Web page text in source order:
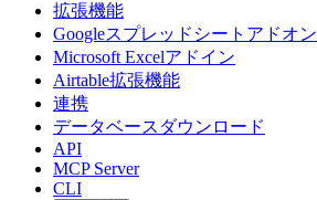
拡張機能
Googleスプレッドシートアドオン
Microsoft Excelアドイン
Airtable拡張機能
連携
データベースダウンロード
API
MCP Server
CLI